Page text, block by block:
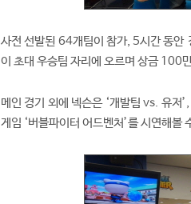
사전 선발된 64개팀이 참가, 5시간 동안
이 초대 우승팀 자리에 오르며 상금 100
메인 경기 외에 넥슨은 ‘개발팀 vs. 유저
게임 ‘버블파이터 어드벤처’를 시연해볼